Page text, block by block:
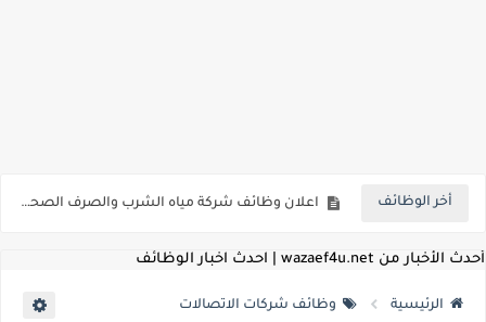
أخر الوظائف بداية من شهر يوليو الجاري .. تعرف علي قيمة زيادة المرتبات والحد الادني للأجور لجميع الدرجات بعد النشر بالجريدة الرسمية
أحدث الأخبار من wazaef4u.net | احدث اخبار الوظائف
الرئيسية وظائف شركات الاتصالات